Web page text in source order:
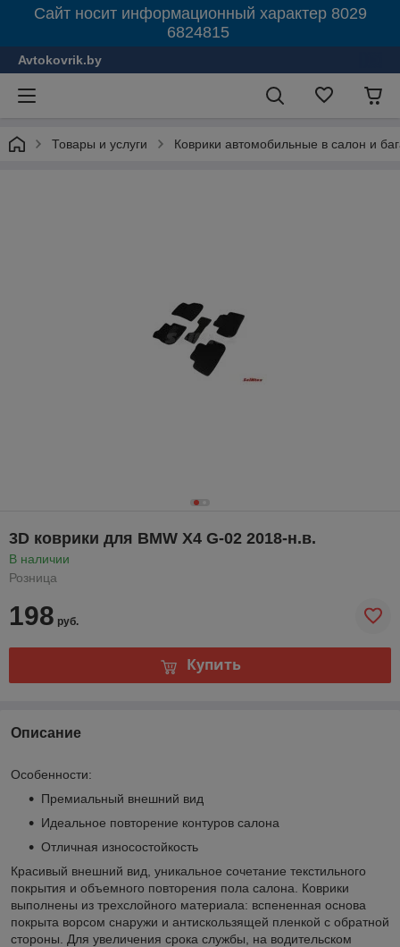
Сайт носит информационный характер 8029
6824815
Avtokovrik.by
Товары и услуги Коврики автомобильные в салон и
3D коврики для BMW X4 G-02 2018-н.в.
В наличии
Розница
198 руб.
Купить
Описание
Особенности:
Премиальный внешний вид
Идеальное повторение контуров салона
Отличная износостойкость
Красивый внешний вид, уникальное сочетание текстильного
покрытия и объемного повторения пола салона. Коврики
выполнены из трехслойного материала: вспененная основа
покрыта ворсом снаружи и антискользящей пленкой с обратной
стороны. Для увеличения срока службы, на водительском